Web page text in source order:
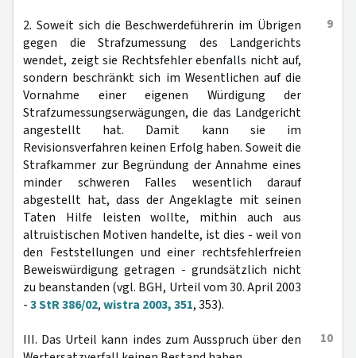
9
2. Soweit sich die Beschwerdeführerin im Übrigen
gegen die Strafzumessung des Landgerichts
wendet, zeigt sie Rechtsfehler ebenfalls nicht auf,
sondern beschränkt sich im Wesentlichen auf die
Vornahme einer eigenen Würdigung der
Strafzumessungserwägungen, die das Landgericht
angestellt hat. Damit kann sie im
Revisionsverfahren keinen Erfolg haben. Soweit die
Strafkammer zur Begründung der Annahme eines
minder schweren Falles wesentlich darauf
abgestellt hat, dass der Angeklagte mit seinen
Taten Hilfe leisten wollte, mithin auch aus
altruistischen Motiven handelte, ist dies - weil von
den Feststellungen und einer rechtsfehlerfreien
Beweiswürdigung getragen - grundsätzlich nicht
zu beanstanden (vgl. BGH, Urteil vom 30. April 2003
-3 StR 386/02,wistra 2003, 351, 353).
10
III. Das Urteil kann indes zum Ausspruch über den